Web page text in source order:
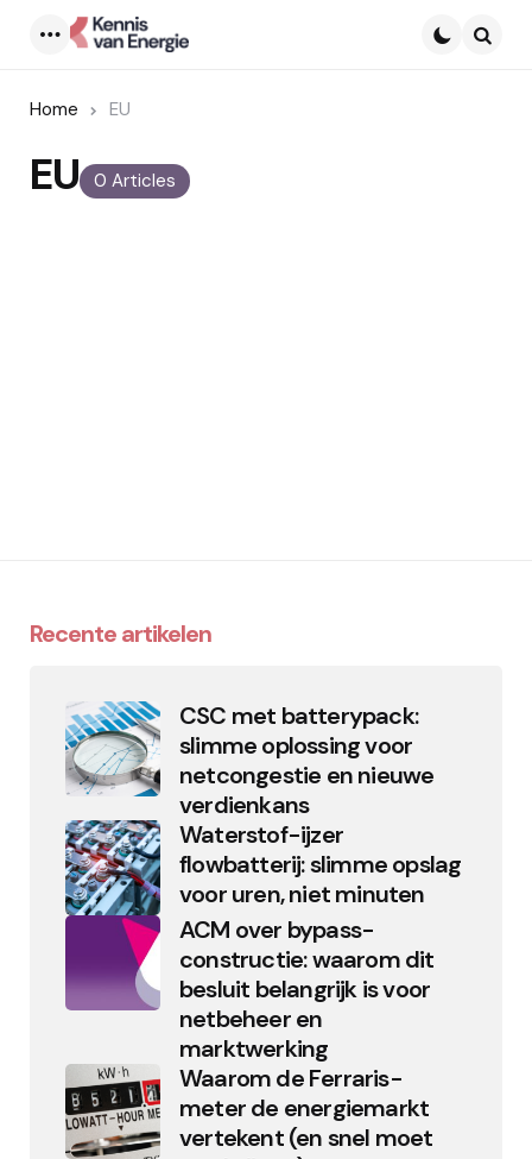
Home EU
0 Articles
EU
Recente artikelen
CSC met batterypack:
slimme oplossing voor
netcongestie en nieuwe
verdienkans
Waterstof-ijzer
flowbatterij: slimme opslag
voor uren, niet minuten
ACM over bypass-
constructie: waarom dit
besluit belangrijk is voor
netbeheer en
marktwerking
Waarom de Ferraris-
meter de energiemarkt
vertekent (en snel moet